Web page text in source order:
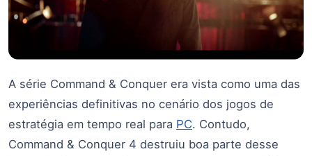
A série Command & Conquer era vista como uma das
experiências definitivas no cenário dos jogos de
estratégia em tempo real para PC. Contudo,
Command & Conquer 4 destruiu boa parte desse